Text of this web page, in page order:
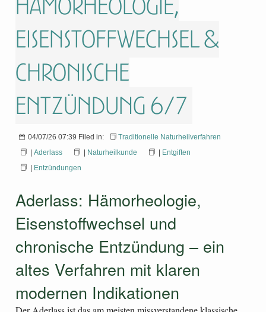
Hämorheologie,
Eisenstoffwechsel &
chronische
Entzündung 6/7
04/07/26 07:39 Filed in:
Traditionelle Naturheilverfahren
| Aderlass | Naturheilkunde | Entgiften
| Entzündungen
Aderlass: Hämorheologie,
Eisenstoffwechsel und
chronische Entzündung – ein
altes Verfahren mit klaren
modernen Indikationen